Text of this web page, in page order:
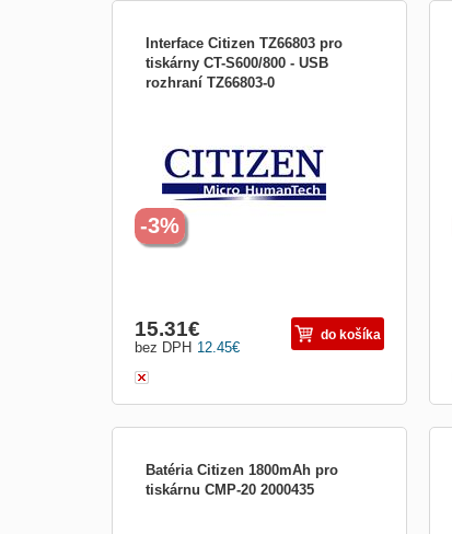
Interface Citizen TZ66803 pro
tiskárny CT-S600/800 - USB
rozhraní TZ66803-0
90 dnů.
12.45€
bez DPH
15.31€ do košíka
-3%
Batéria Citizen 1800mAh pro
tiskárnu CMP-20 2000435